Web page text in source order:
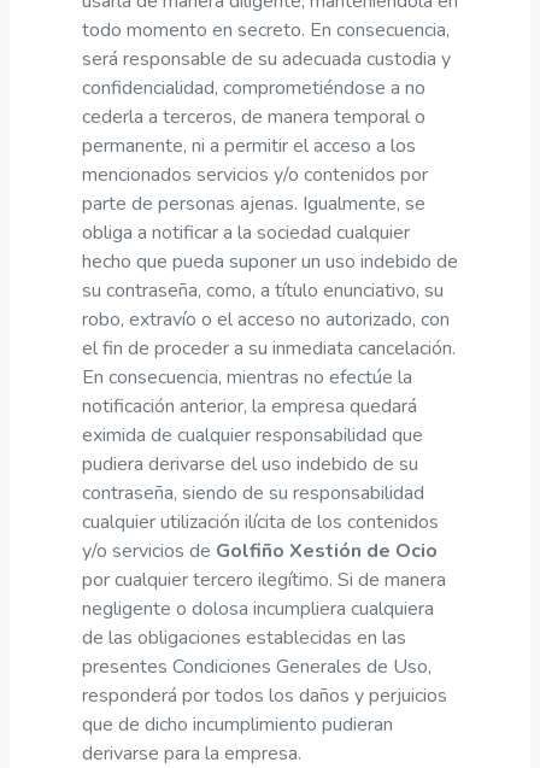
todo momento en secreto. En consecuencia,
será responsable de su adecuada custodia y
confidencialidad, comprometiéndose a no
cederla a terceros, de manera temporal o
permanente, ni a permitir el acceso a los
mencionados servicios y/o contenidos por
parte de personas ajenas. Igualmente, se
obliga a notificar a la sociedad cualquier
hecho que pueda suponer un uso indebido de
su contraseña, como, a título enunciativo, su
robo, extravío o el acceso no autorizado, con
el fin de proceder a su inmediata cancelación.
En consecuencia, mientras no efectúe la
notificación anterior, la empresa quedará
eximida de cualquier responsabilidad que
pudiera derivarse del uso indebido de su
contraseña, siendo de su responsabilidad
cualquier utilización ilícita de los contenidos
y/o servicios de Golfiño Xestión de Ocio
por cualquier tercero ilegítimo. Si de manera
negligente o dolosa incumpliera cualquiera
de las obligaciones establecidas en las
presentes Condiciones Generales de Uso,
responderá por todos los daños y perjuicios
que de dicho incumplimiento pudieran
derivarse para la empresa.